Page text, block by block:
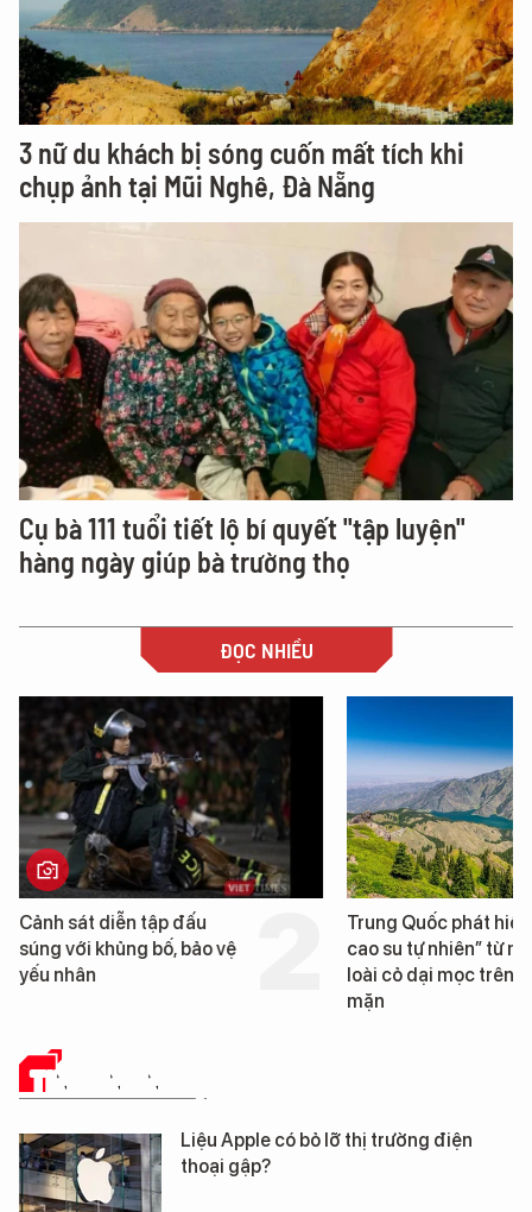
3 nữ du khách bị sóng cuốn mất tích khi
chụp ảnh tại Mũi Nghê, Đà Nẵng
Cụ bà 111 tuổi tiết lộ bí quyết "tập luyện"
hàng ngày giúp bà trường thọ
ĐỌC NHIỀU
Trung Quốc phát hiện “mỏ
cao su tự nhiên” từ một
loài cỏ dại mọc trên đất
Loạt dự án bất
Đà Nẵng sắp bị
TIN CÔNG NGHỆ
Liệu Apple có bỏ lỡ thị trường điện
thoại gập?